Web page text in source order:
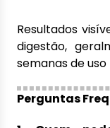
Resultados
digestão,
semanas de uso
Perguntas